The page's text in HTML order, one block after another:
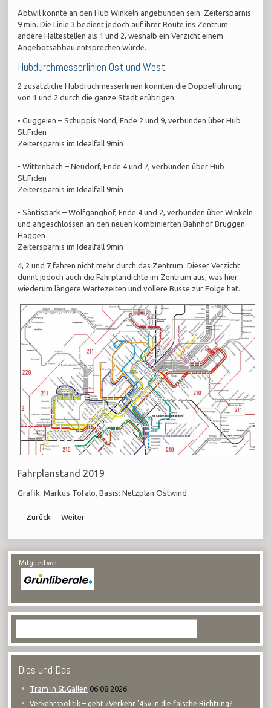
Abtwil könnte an den Hub Winkeln angebunden sein. Zeitersparnis
9 min. Die Linie 3 bedient jedoch auf ihrer Route ins Zentrum
andere Haltestellen als 1 und 2, weshalb ein Verzicht einem
Angebotsabbau entsprechen würde.
Hubdurchmesserlinien Ost und West
2 zusätzliche Hubdruchmesserlinien könnten die Doppelführung
von 1 und 2 durch die ganze Stadt erübrigen.
• Guggeien – Schuppis Nord, Ende 2 und 9, verbunden über Hub
St.Fiden
Zeitersparnis im Idealfall 9min
• Wittenbach – Neudorf, Ende 4 und 7, verbunden über Hub
St.Fiden
Zeitersparnis im Idealfall 9min
• Säntispark – Wolfganghof, Ende 4 und 2, verbunden über Winkeln
und angeschlossen an den neuen kombinierten Bahnhof Bruggen-
Haggen
Zeitersparnis im Idealfall 9min
4, 2 und 7 fahren nicht mehr durch das Zentrum. Dieser Verzicht
dünnt jedoch auch die Fahrplandichte im Zentrum aus, was hier
wiederum längere Wartezeiten und vollere Busse zur Folge hat.
Fahrplanstand 2019
Grafik: Markus Tofalo, Basis: Netzplan Ostwind
Zurück Weiter
Mitglied von
Dies und Das
Tram in St.Gallen 06.08.2026
Verkehrspolitik – geht «Verkehr '45» in die falsche Richtung?